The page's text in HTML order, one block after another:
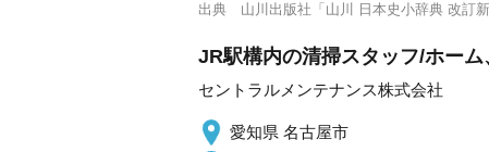
出典 山川出版社「山川 日本史小辞典 改訂新
JR駅構内の清掃スタッフ/ホー
セントラルメンテナンス株式会社
愛知県 名古屋市